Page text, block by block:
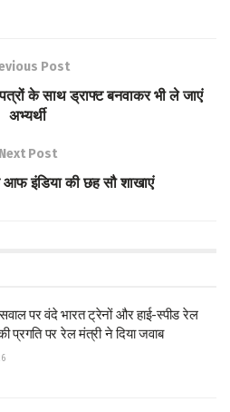
Post
के साथ ड्राफ्ट बनवाकर भी ले जाएं
अभ्यर्थी
Next Post
इंडिया की छह सौ शाखाएं
पर वंदे भारत ट्रेनों और हाई-स्पीड रेल
प्रगति पर रेल मंत्री ने दिया जवाब